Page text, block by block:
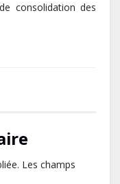
consolidation des
Les champs